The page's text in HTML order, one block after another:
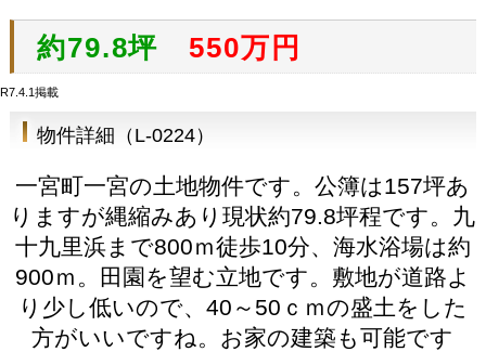
約79.8坪 550万円
R7.4.1掲載
物件詳細（L-0224）
一宮町一宮の土地物件です。公簿は157坪あ
りますが縄縮みあり現状約79.8坪程です。 九
十九里浜まで800ｍ徒歩10分、海水浴場は約
900ｍ。田園を望む立地です。敷地が道路よ
り少し低いので、40～50ｃｍの盛土をした
方がいいですね。お家の建築も可能です